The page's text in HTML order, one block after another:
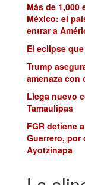
Más de 1,000
México: el
entrar a
El eclipse
Trump
amenaza
Llega nuevo
Tamaulipas
FGR detiene
Guerrero, por
Ayotzinapa